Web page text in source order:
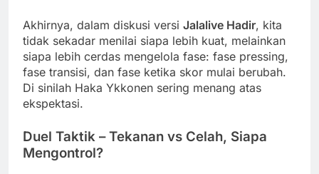
Akhirnya, dalam diskusi versi Jalalive Hadir, kita
tidak sekadar menilai siapa lebih kuat, melainkan
siapa lebih cerdas mengelola fase: fase pressing,
fase transisi, dan fase ketika skor mulai berubah.
Di sinilah Haka Ykkonen sering menang atas
ekspektasi.
Duel Taktik – Tekanan vs Celah, Siapa
Mengontrol?